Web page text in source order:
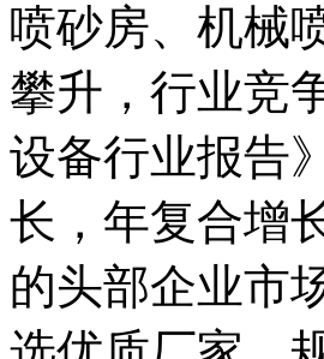
喷砂房、机械
攀升，行业竞
设备行业报告
长，年复合增
的头部企业市